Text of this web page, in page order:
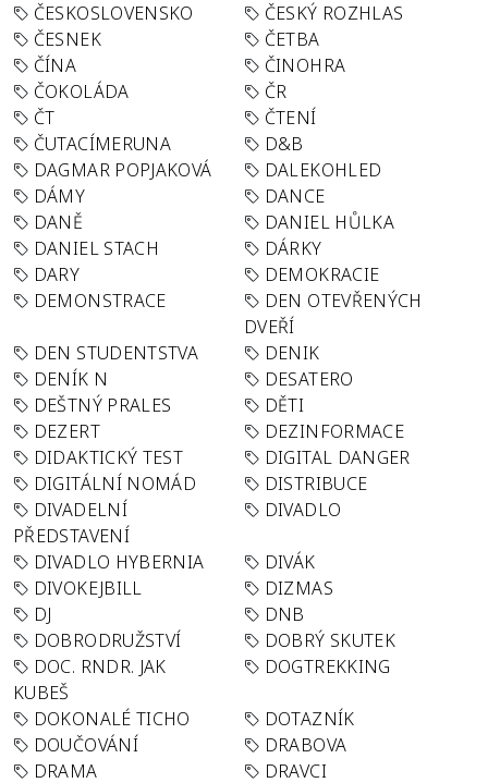
ČESKOSLOVENSKO
ČESKÝ ROZHLAS
ČESNEK
ČETBA
ČÍNA
ČINOHRA
ČOKOLÁDA
ČR
ČT
ČTENÍ
ČUTACÍMERUNA
D&B
DAGMAR POPJAKOVÁ
DALEKOHLED
DÁMY
DANCE
DANĚ
DANIEL HŮLKA
DANIEL STACH
DÁRKY
DARY
DEMOKRACIE
DEMONSTRACE
DEN OTEVŘENÝCH
DVEŘÍ
DEN STUDENTSTVA
DENIK
DENÍK N
DESATERO
DEŠTNÝ PRALES
DĚTI
DEZERT
DEZINFORMACE
DIDAKTICKÝ TEST
DIGITAL DANGER
DIGITÁLNÍ NOMÁD
DISTRIBUCE
DIVADELNÍ
PŘEDSTAVENÍ
DIVADLO
DIVADLO HYBERNIA
DIVÁK
DIVOKEJBILL
DIZMAS
DJ
DNB
DOBRODRUŽSTVÍ
DOBRÝ SKUTEK
DOC. RNDR. JAK
KUBEŠ
DOGTREKKING
DOKONALÉ TICHO
DOTAZNÍK
DOUČOVÁNÍ
DRABOVA
DRAMA
DRAVCI